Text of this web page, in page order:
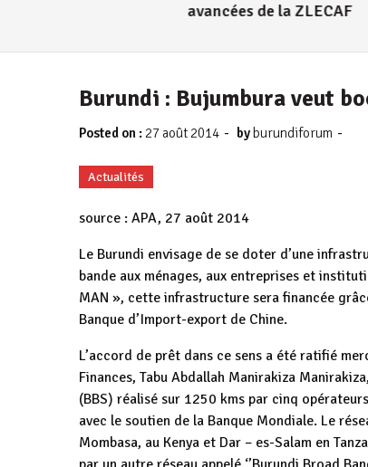
avancées de la ZLECAF
Burundi : Bujumbura veut
Posted on : 27 août 2014 - by burundiforum -
Actualités
source : APA, 27 août 2014
Le Burundi envisage de se doter d’une
bande aux ménages, aux entreprises et
MAN », cette infrastructure sera financée
Banque d’Import-export de Chine.
L’accord de prêt dans ce sens a été ratifié
Finances, Tabu Abdallah Manirakiza
(BBS) réalisé sur 1250 kms par cinq
avec le soutien de la Banque Mondiale. Le
Mombasa, au Kenya et Dar – es-Salam en